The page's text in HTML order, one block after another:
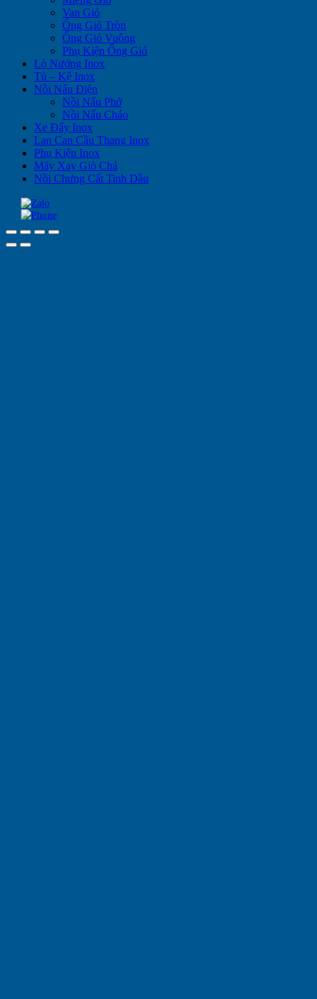
Van Gió
Ống Gió Tròn
Ống Gió Vuông
Phụ Kiện Ống Gió
Lò Nướng Inox
Tủ – Kệ Inox
Nồi Nấu Điện
Nồi Nấu Phở
Nồi Nấu Cháo
Xe Đẩy Inox
Lan Can Cầu Thang Inox
Phụ Kiện Inox
Máy Xay Giò Chả
Nồi Chưng Cất Tinh Dầu